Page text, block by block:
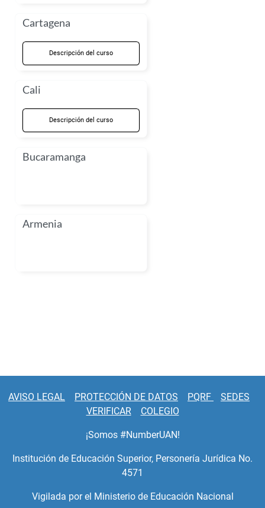
Cartagena
Descripción del curso
Cali
Descripción del curso
Bucaramanga
Armenia
AVISO LEGAL PROTECCIÓN DE DATOS PQRF
SEDES
VERIFICAR
COLEGIO
¡Somos #NumberUAN!
Institución de Educación Superior, Personería Jurídica No.
4571
Vigilada por el Ministerio de Educación Nacional